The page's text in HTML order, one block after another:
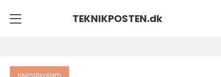
TEKNIKPOSTEN.dk
journalsystem